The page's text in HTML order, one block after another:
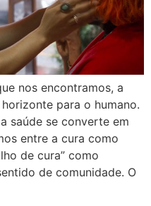
nos encontramos, a
para o humano.
saúde se converte em
entre a cura como
de cura” como
de comunidade. O